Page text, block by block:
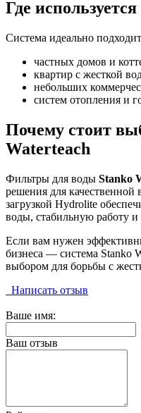
Где используется
Система идеально
частных домов и
квартир с жесткой
небольших
систем отопления и
Почему стоит
Waterteach
Фильтры для воды Stanko
решения для качественной
загрузкой Hydrolite
воды, стабильную работу
Если вам нужен
бизнеса — система Stanko
выбором для борьбы с
Написать отзыв
Ваше имя:
Ваш отзыв